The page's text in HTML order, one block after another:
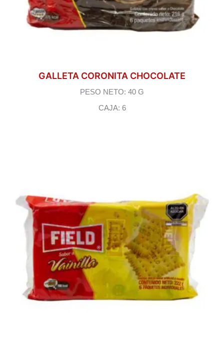
GALLETA CORONITA CHOCOLATE
PESO NETO: 40 G
CAJA: 6